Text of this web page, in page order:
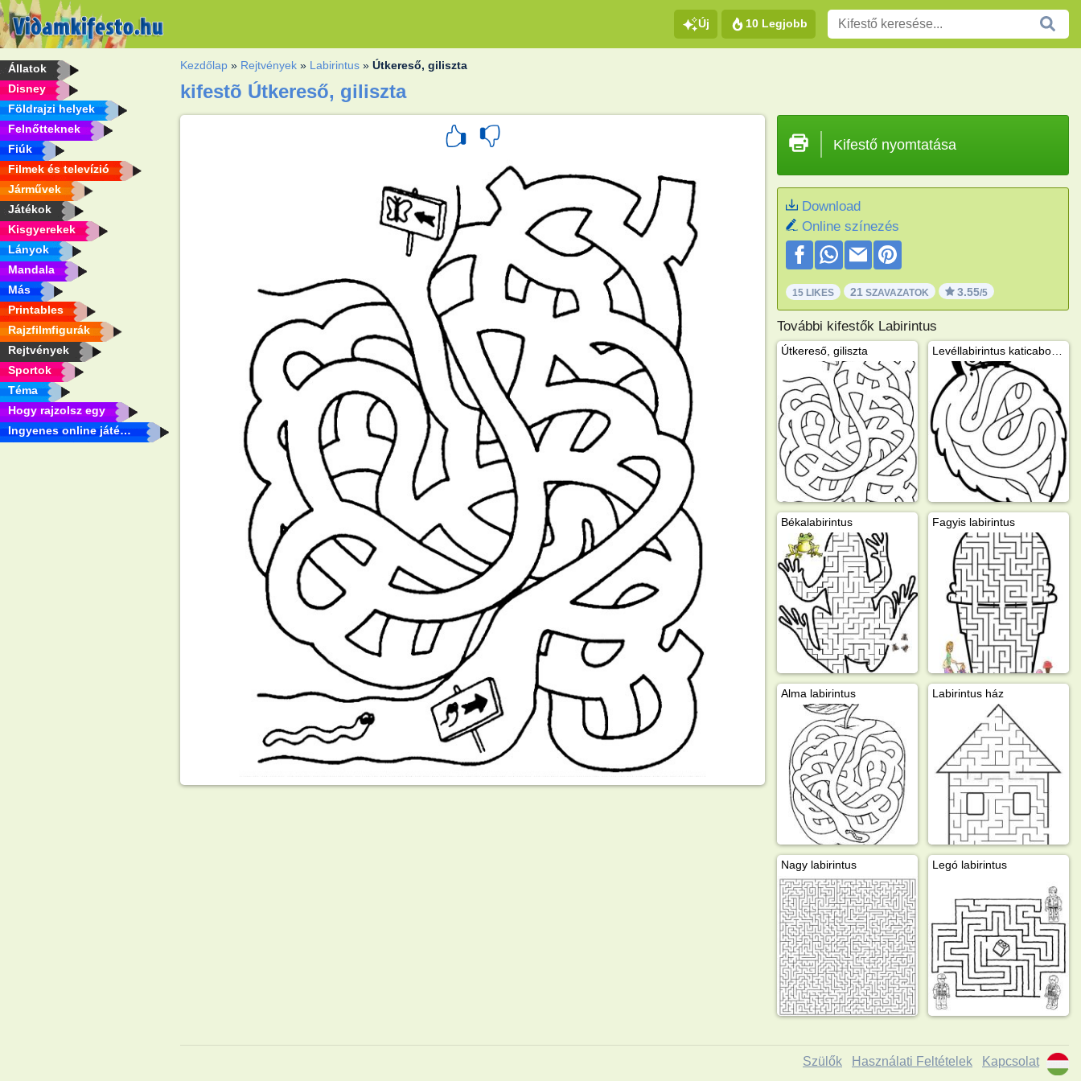
Új 10 Legjobb
Állatok
Disney
Földrajzi helyek
Felnőtteknek
Fiúk
Filmek és televízió
Járművek
Játékok
Kisgyerekek
Lányok
Mandala
Más
Printables
Rajzfilmfigurák
Rejtvények
Sportok
Téma
Hogy rajzolsz egy
Ingyenes online játékok
Kezdőlap » Rejtvények » Labirintus »Útkereső, giliszta
kifestõ Útkereső, giliszta
Kifestő nyomtatása
Download
Online színezés
15 LIKES 21 SZAVAZATOK 3.55/5
További kifestők Labirintus
Útkereső, giliszta Levéllabirintus katicabogárral
Békalabirintus Fagyis labirintus
Alma labirintus Labirintus ház
Nagy labirintus Legó labirintus
Szülők Használati Feltételek Kapcsolat